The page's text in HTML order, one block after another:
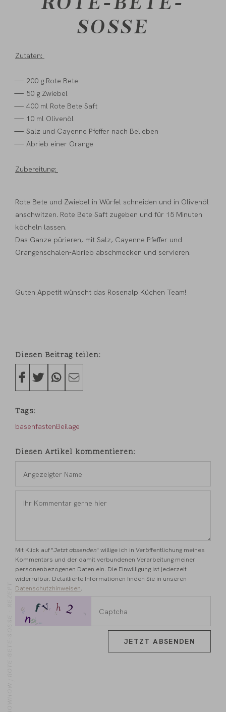
SOSSE
Zutaten:
200 g Rote Bete
50 g Zwiebel
400 ml Rote Bete Saft
10 ml Olivenöl
Salz und Cayenne Pfeffer nach Belieben
Abrieb einer Orange
Zubereitung:
Rote Bete und Zwiebel in Würfel schneiden und in Olivenöl
anschwitzen. Rote Bete Saft zugeben und für 15 Minuten
köcheln lassen.
Das Ganze pürieren, mit Salz, Cayenne Pfeffer und
Orangenschalen-Abrieb abschmecken und servieren.
Guten Appetit wünscht das Rosenalp Küchen Team!
Diesen Beitrag teilen
Tags
basenfastenBeilage
Diesen Artikel kommentieren
Name
*
Kommentar
*Mit Klick auf "Jetzt absenden" willige ich in Veröffentlichung meines
Kommentars und der damit verbundenen Verarbeitung meiner
personenbezogenen Daten ein. Die Einwilligung ist jederzeit
widerrufbar. Detaillierte Informationen finden Sie in unseren
Datenschutzhinweisen.
JETZT ABSENDEN